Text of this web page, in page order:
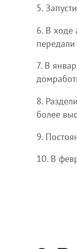
5.
6. В ходе
передали
7. В
8.
более
9.
10. В